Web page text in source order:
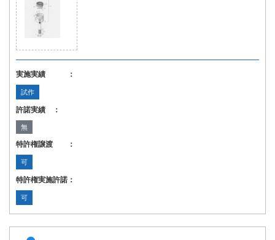
実施実績 ：
試作
許諾実績 ：
無
特許権譲渡 ：
可
特許権実施許諾：
可